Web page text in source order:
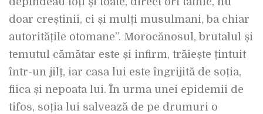
doar creștinii, ci și mulți musulmani, ba chiar
autoritățile otomane”. Morocănosul, brutalul și
temutul cămătar este și infirm, trăiește țintuit
într-un jilț, iar casa lui este îngrijită de soția,
fiica și nepoata lui. În urma unei epidemii de
tifos, soția lui salvează de pe drumuri o